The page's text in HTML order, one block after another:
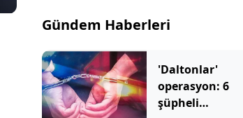
Gündem Haberleri
'Daltonlar'
operasyon: 6
şüpheli